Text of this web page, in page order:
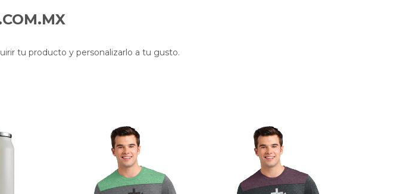
tu producto y personalizarlo a tu gusto.